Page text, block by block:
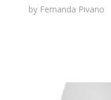
by Fernanda Pivano